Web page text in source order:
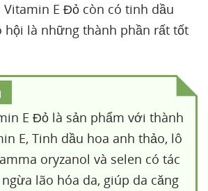
Vitamin E Đỏ còn có tinh dầu
hội là những thành phần rất tốt
E Đỏ là sản phẩm với thành
E, Tinh dầu hoa anh thảo, lô
oryzanol và selen có tác
lão hóa da, giúp da căng